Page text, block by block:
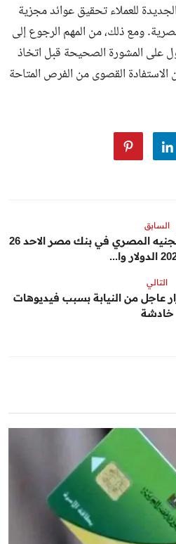
للعملاء تحقيق عوائد مجزية
ومع ذلك، من المهم الرجوع إلى
على المشورة الصحيحة قبل اتخاذ
القصوى من الفرص المتاحة
السابق
اسعار العملات اليوم مقابل الجنيه المصري في بنك مصر الاحد 26
التالي
عاجل من النيابة بسبب فيديوهات
خادشة